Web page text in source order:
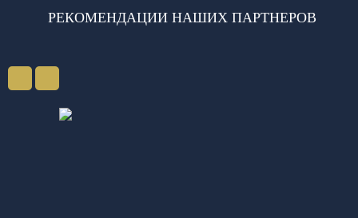
РЕКОМЕНДАЦИИ НАШИХ ПАРТНЕРОВ